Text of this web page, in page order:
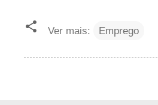
Ver mais: Emprego